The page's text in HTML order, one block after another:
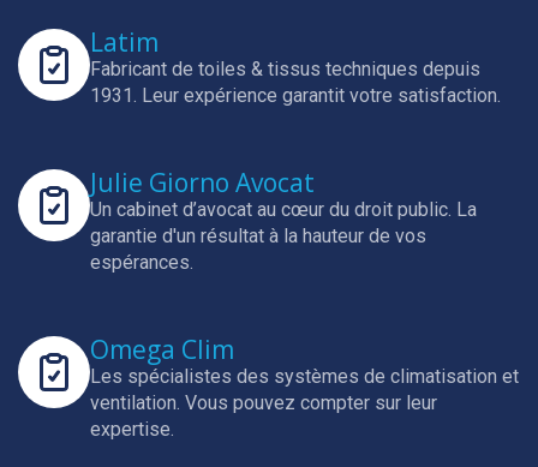
Latim
Fabricant de toiles & tissus techniques depuis
1931. Leur expérience garantit votre satisfaction.
Julie Giorno Avocat
Un cabinet d’avocat au cœur du droit public. La
garantie d'un résultat à la hauteur de vos
espérances.
Omega Clim
Les spécialistes des systèmes de climatisation et
ventilation. Vous pouvez compter sur leur
expertise.